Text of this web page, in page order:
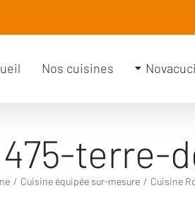
Nos cuisines
475-terre-
/ Cuisine équipée sur-mesure / Cuisine